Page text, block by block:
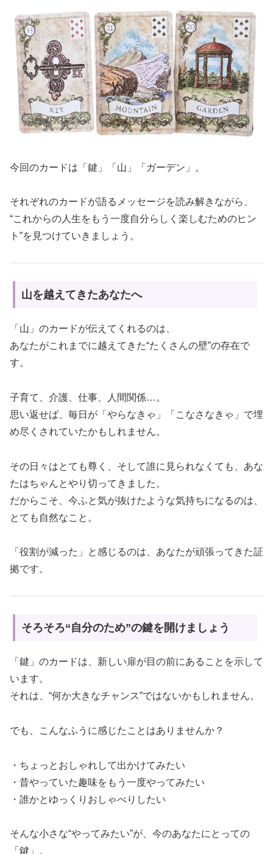
今回のカードは「鍵」「山」「ガーデン」。
それぞれのカードが語るメッセージを読み解きながら、
“これからの人生をもう一度自分らしく楽しむためのヒン
ト”を見つけていきましょう。
山を越えてきたあなたへ
「山」のカードが伝えてくれるのは、
あなたがこれまでに越えてきた“たくさんの壁”の存在で
す。
子育て、介護、仕事、人間関係…。
思い返せば、毎日が「やらなきゃ」「こなさなきゃ」で埋
め尽くされていたかもしれません。
その日々はとても尊く、そして誰に見られなくても、あな
たはちゃんとやり切ってきました。
だからこそ、今ふと気が抜けたような気持ちになるのは、
とても自然なこと。
「役割が減った」と感じるのは、あなたが頑張ってきた証
拠です。
そろそろ“自分のため”の鍵を開けましょう
「鍵」のカードは、新しい扉が目の前にあることを示して
います。
それは、“何か大きなチャンス”ではないかもしれません。
でも、こんなふうに感じたことはありませんか？
・ちょっとおしゃれして出かけてみたい
・昔やっていた趣味をもう一度やってみたい
・誰かとゆっくりおしゃべりしたい
そんな小さな“やってみたい”が、今のあなたにとっての
「鍵」。